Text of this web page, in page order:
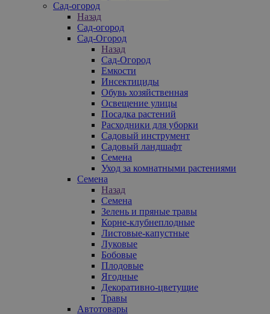
Сад-огород
Назад
Сад-огород
Сад-Огород
Назад
Сад-Огород
Емкости
Инсектициды
Обувь хозяйственная
Освещение улицы
Посадка растений
Расходники для уборки
Садовый инструмент
Садовый ландшафт
Семена
Уход за комнатными растениями
Семена
Назад
Семена
Зелень и пряные травы
Корне-клубнеплодные
Листовые-капустные
Луковые
Бобовые
Плодовые
Ягодные
Декоративно-цветущие
Травы
Автотовары